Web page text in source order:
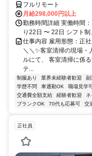
フルリモート
月給298,000円以上
勤務時間詳細 実働時間
り22日 〜 22日 シフト
仕事内容 雇用形態：正
＼＼✨客室清掃の現場・
ルにて、 客室清掃に係
テ...
制服あり 業界未経験者歓迎 副
学歴不問
車通勤OK 職場見学
交通費全額支給
経験者歓迎 ネ
ブランクOK
70代も応募可 交
正社員